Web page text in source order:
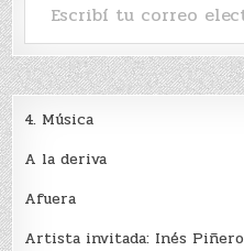
4. Música
A la deriva
Afuera
Artista invitada: Inés Piñero